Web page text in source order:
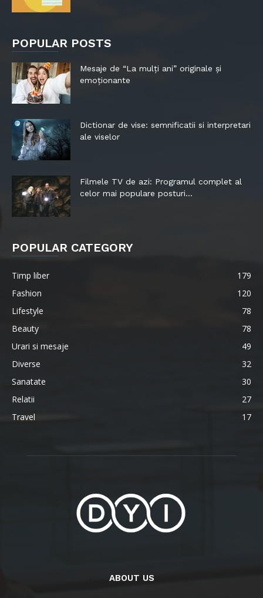
POPULAR POSTS
Mesaje de “La mulți ani” originale și
emoționante
Dictionar de vise: semnificatii si interpretari
ale viselor
Filmele TV de azi: Programul complet al
celor mai populare posturi...
POPULAR CATEGORY
Timp liber
179
Fashion
120
Lifestyle
78
Beauty
78
Urari si mesaje
49
Diverse
32
Sanatate
30
Relatii
27
Travel
17
ABOUT US